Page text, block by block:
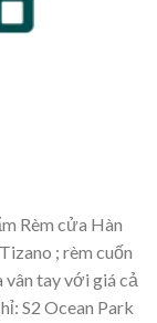
Rèm cửa Hàn
; rèm cuốn
vân tay với giá cả
S2 Ocean Park